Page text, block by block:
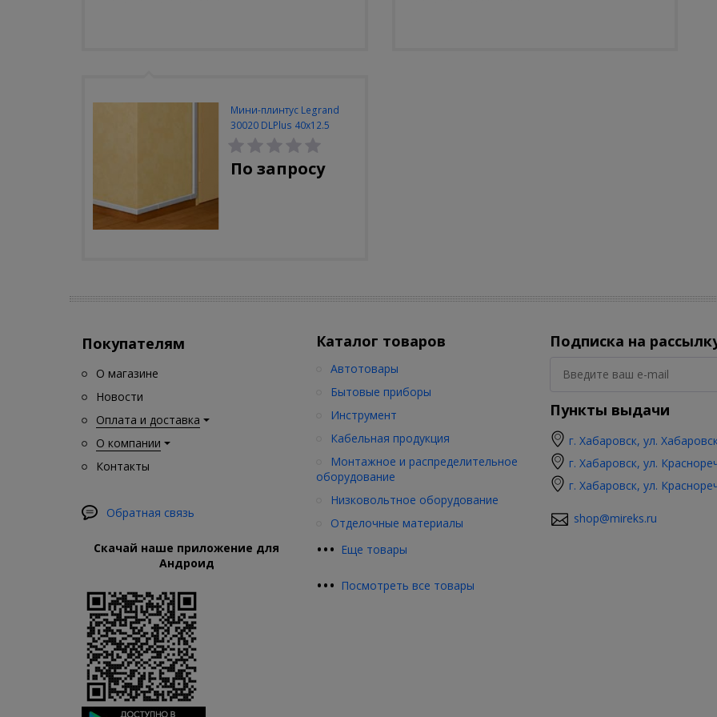
Мини-плинтус Legrand
30020 DLPlus 40x12.5
белый 2 отделения
По запросу
Покупателям
О магазине
Новости
Оплата и доставка
О компании
Контакты
Обратная связь
Скачай наше приложение для
Андроид
Каталог товаров
••• Еще товары
Автотовары
Бытовые приборы
Инструмент
Кабельная продукция
Монтажное и распределительное
оборудование
Низковольтное оборудование
Отделочные материалы
••• Посмотреть все товары
Подписка на
Пункты выдачи
г. Хабаровск, ул.
г. Хабаровск, ул.
г. Хабаровск, ул.
shop@mireks.ru